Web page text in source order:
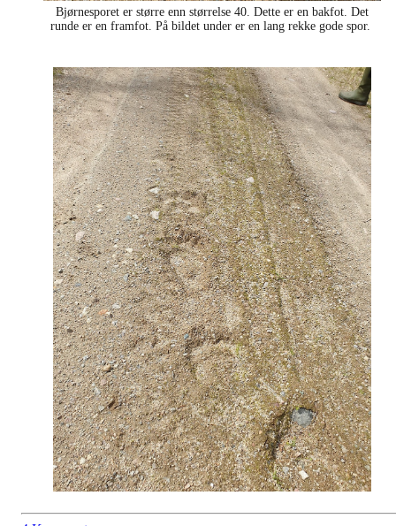
Bjørnesporet er større enn størrelse 40. Dette er en bakfot. Det
runde er en framfot. På bildet under er en lang rekke gode spor.